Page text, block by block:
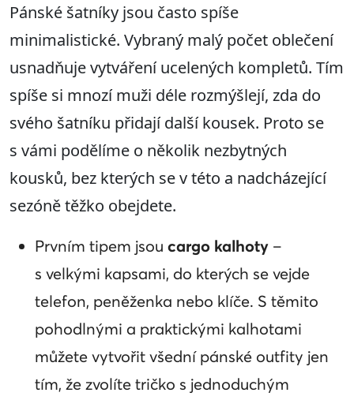
Pánské šatníky jsou často spíše
minimalistické. Vybraný malý počet oblečení
usnadňuje vytváření ucelených kompletů. Tím
spíše si mnozí muži déle rozmýšlejí, zda do
svého šatníku přidají další kousek. Proto se
s vámi podělíme o několik nezbytných
kousků, bez kterých se v této a nadcházející
sezóně těžko obejdete.
Prvním tipem jsou cargo kalhoty –
s velkými kapsami, do kterých se vejde
telefon, peněženka nebo klíče. S těmito
pohodlnými a praktickými kalhotami
můžete vytvořit všední pánské outfity jen
tím, že zvolíte tričko s jednoduchým